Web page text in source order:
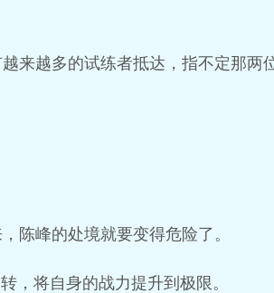
来越多的试练者抵达，指不定那两
陈峰的处境就要变得危险了。
，将自身的战力提升到极限。